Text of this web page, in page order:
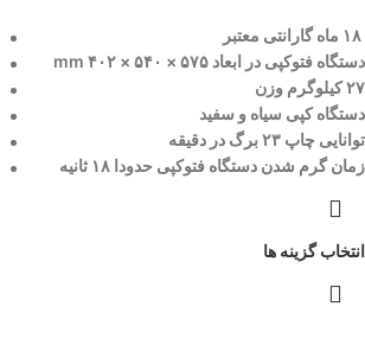
دستگاه فتوکپی در ابعاد ۵۷۵ × ۵۴۰ × ۴۰۲ mm
۲۷ کیلوگرم وزن
دستگاه کپی سیاه و سفید
توانایی چاپ ۲۳ برگ در دقیقه
زمان گرم شدن دستگاه فتوکپی حدودا ۱۸ ثانیه
انتخاب گزینه ها